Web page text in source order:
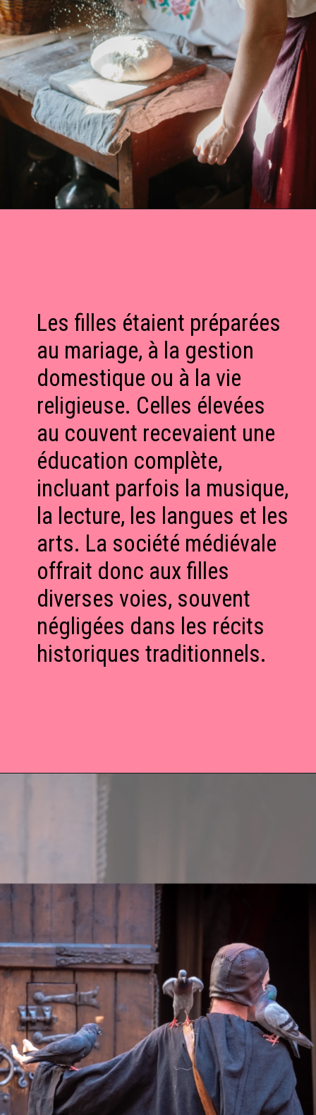
Les filles étaient préparées
au mariage, à la gestion
domestique ou à la vie
religieuse. Celles élevées
au couvent recevaient une
éducation complète,
incluant parfois la musique,
la lecture, les langues et les
arts. La société médiévale
offrait donc aux filles
diverses voies, souvent
négligées dans les récits
historiques traditionnels.